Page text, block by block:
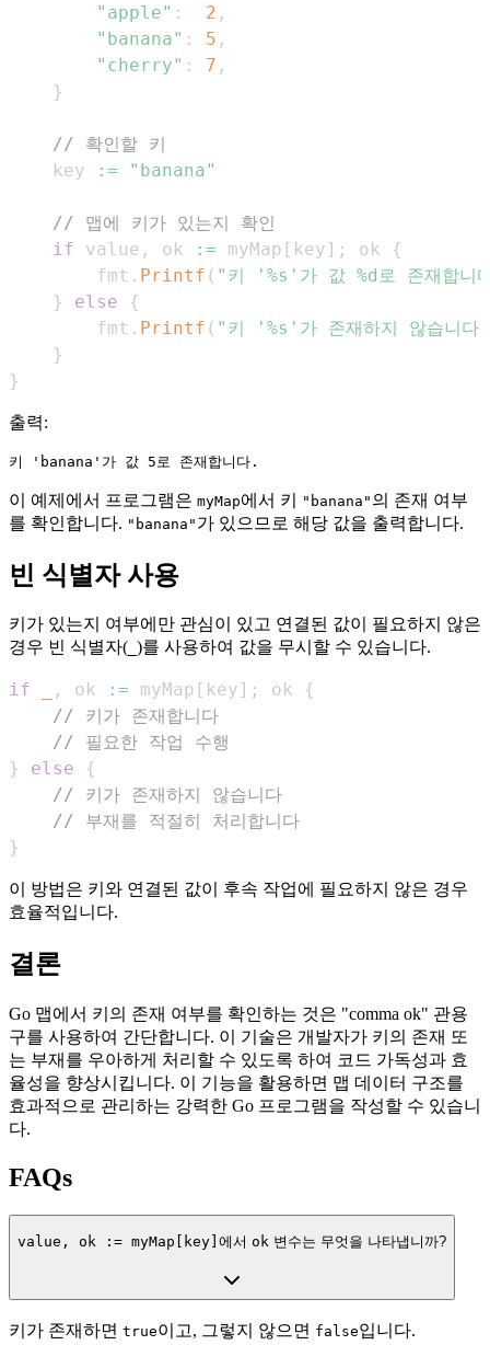
"apple" : 2 ,
"banana" : 5 ,
"cherry" : 7 ,
}
// 확인할 키
    key
:= "banana"
// 맵에 키가 있는지 확인
if value , ok := myMap [ key ] ; ok
{
        fmt
. Printf ( "키 '%s'가 값 %d로 존재합
}
else
{
        fmt
. Printf ( "키 '%s'가 존재하지 않습니
}
}
출력:
이 예제에서 프로그램은 myMap에서 키 "banana" 의 존재 여부
를 확인합니다. "banana" 가 있으므로 해당 값을 출력합니다.
빈 식별자 사용
키가 있는지 여부에만 관심이 있고 연결된 값이 필요하지 않은
경우 빈 식별자( )를 사용하여 값을 무시할 수 있습니다.
if , ok := myMap [ key ] ; ok
{
// 키가 존재합니다
// 필요한 작업 수행
}
else
{
// 키가 존재하지 않습니다
// 부재를 적절히 처리합니다
}
이 방법은 키와 연결된 값이 후속 작업에 필요하지 않은 경우
효율적입니다.
결론
Go 맵에서 키의 존재 여부를 확인하는 것은 "comma ok" 관용
구를 사용하여 간단합니다. 이 기술은 개발자가 키의 존재 또
는 부재를 우아하게 처리할 수 있도록 하여 코드 가독성과 효
율성을 향상시킵니다. 이 기능을 활용하면 맵 데이터 구조를
효과적으로 관리하는 강력한 Go 프로그램을 작성할 수 있습니
다.
FAQs
value, ok := myMap[key] 에서 ok 변수는 무엇을 나타냅니까?
키가 존재하면 true이고, 그렇지 않으면 false입니다.